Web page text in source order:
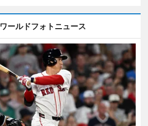
ワールドフォトニュース